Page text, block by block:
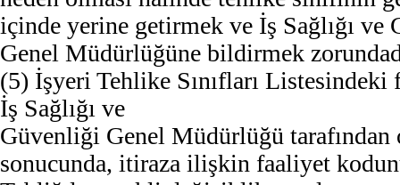
içinde yerine getirmek ve İş Sağlığı ve
Genel Müdürlüğüne bildirmek
(5) İşyeri Tehlike Sınıfları
İş Sağlığı ve
Güvenliği Genel Müdürlüğü
sonucunda, itiraza ilişkin faaliyet